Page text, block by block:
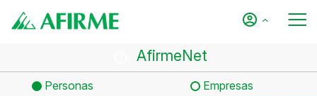
AfirmeNet
Personas Empresas